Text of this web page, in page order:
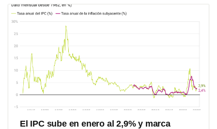
El IPC sube en enero al 2,9% y marca